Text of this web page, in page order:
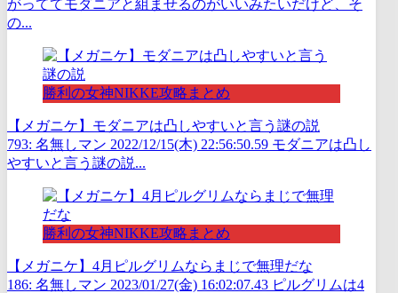
がっててモダニアと組ませるのがいいみたいだけど、そ
の...
勝利の女神NIKKE攻略まとめ
【メガニケ】モダニアは凸しやすいと言う謎の説
793: 名無しマン 2022/12/15(木) 22:56:50.59 モダニアは凸し
やすいと言う謎の説...
勝利の女神NIKKE攻略まとめ
【メガニケ】4月ピルグリムならまじで無理だな
186: 名無しマン 2023/01/27(金) 16:02:07.43 ピルグリムは4